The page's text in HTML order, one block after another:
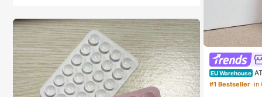
EU Warehouse
ide jurk met
#1 Bestseller in